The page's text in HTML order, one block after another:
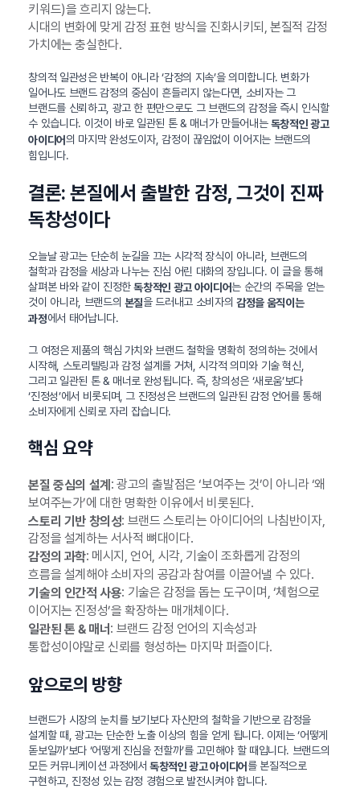
키워드)을 흐리지 않는다.
시대의 변화에 맞게 감정 표현 방식을 진화시키되, 본질적 감정
가치에는 충실한다.
창의적 일관성은 반복이 아니라 ‘감정의 지속’을 의미합니다. 변화가
일어나도 브랜드 감정의 중심이 흔들리지 않는다면, 소비자는 그
브랜드를 신뢰하고, 광고 한 편만으로도 그 브랜드의 감정을 즉시 인식할
수 있습니다. 이것이 바로 일관된 톤 & 매너가 만들어내는독창적인 광고
아이디어의 마지막 완성도이자, 감정이 끊임없이 이어지는 브랜드의
힘입니다.
결론: 본질에서 출발한 감정, 그것이 진짜
독창성이다
오늘날 광고는 단순히 눈길을 끄는 시각적 장식이 아니라, 브랜드의
철학과 감정을 세상과 나누는 진심 어린 대화의 장입니다. 이 글을 통해
살펴본 바와 같이 진정한독창적인 광고 아이디어는 순간의 주목을 얻는
것이 아니라, 브랜드의 본질을 드러내고 소비자의 감정을 움직이는
과정에서 태어납니다.
그 여정은 제품의 핵심 가치와 브랜드 철학을 명확히 정의하는 것에서
시작해, 스토리텔링과 감정 설계를 거쳐, 시각적 의미와 기술 혁신,
그리고 일관된 톤 & 매너로 완성됩니다. 즉, 창의성은 ‘새로움’보다
‘진정성’에서 비롯되며, 그 진정성은 브랜드의 일관된 감정 언어를 통해
소비자에게 신뢰로 자리 잡습니다.
핵심 요약
본질 중심의 설계 : 광고의 출발점은 ‘보여주는 것’이 아니라 ‘왜
보여주는가’에 대한 명확한 이유에서 비롯된다.
스토리 기반 창의성: 브랜드 스토리는 아이디어의 나침반이자,
감정을 설계하는 서사적 뼈대이다.
감정의 과학: 메시지, 언어, 시각, 기술이 조화롭게 감정의
흐름을 설계해야 소비자의 공감과 참여를 이끌어낼 수 있다.
기술의 인간적 사용: 기술은 감정을 돕는 도구이며, ‘체험으로
이어지는 진정성’을 확장하는 매개체이다.
일관된 톤 & 매너 : 브랜드 감정 언어의 지속성과
통합성이야말로 신뢰를 형성하는 마지막 퍼즐이다.
앞으로의 방향
브랜드가 시장의 눈치를 보기보다 자신만의 철학을 기반으로 감정을
설계할 때, 광고는 단순한 노출 이상의 힘을 얻게 됩니다. 이제는 ‘어떻게
돋보일까’보다 ‘어떻게 진심을 전할까’를 고민해야 할 때입니다. 브랜드의
모든 커뮤니케이션 과정에서독창적인 광고 아이디어를 본질적으로
구현하고, 진정성 있는 감정 경험으로 발전시켜야 합니다.